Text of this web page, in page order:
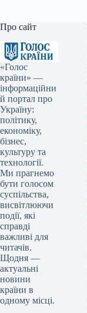
Про сайт
«Голос
країни» —
інформаційни
й портал про
Україну:
політику,
економіку,
бізнес,
культуру та
технології.
Ми прагнемо
бути голосом
суспільства,
висвітлюючи
події, які
справді
важливі для
читачів.
Щодня —
актуальні
новини
країни в
одному місці.